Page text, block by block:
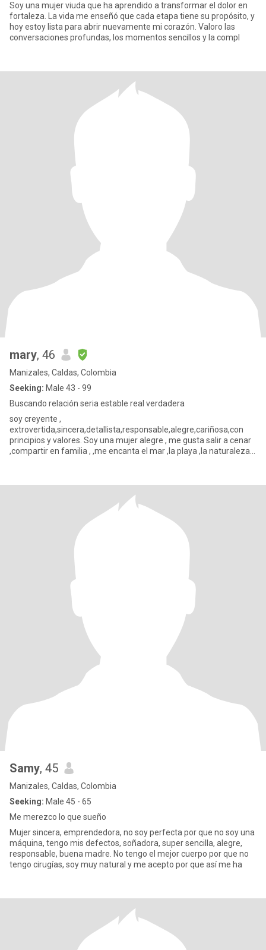
Soy una mujer viuda que ha aprendido a transformar el dolor en
fortaleza. La vida me enseñó que cada etapa tiene su propósito, y
hoy estoy lista para abrir nuevamente mi corazón. Valoro las
conversaciones profundas, los momentos sencillos y la compl
mary, 46
Manizales, Caldas, Colombia
Seeking: Male 43 - 99
Buscando relación seria estable real verdadera
soy creyente ,
extrovertida,sincera,detallista,responsable,alegre,cariñosa,con
principios y valores. Soy una mujer alegre , me gusta salir a cenar
,compartir en familia , ,me encanta el mar ,la playa ,la naturaleza
Samy, 45
Manizales, Caldas, Colombia
Seeking: Male 45 - 65
Me merezco lo que sueño
Mujer sincera, emprendedora, no soy perfecta por que no soy una
máquina, tengo mis defectos, soñadora, super sencilla, alegre,
responsable, buena madre. No tengo el mejor cuerpo por que no
tengo cirugías, soy muy natural y me acepto por que así me ha